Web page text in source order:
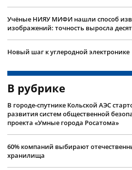
Учëные НИЯУ МИФИ нашли способ
изображений: точность выросла
Новый шаг к углеродной электронике
В рубрике
В городе-спутнике Кольской АЭС
развития систем общественной
проекта «Умные города Росатома»
60% компаний выбирают
хранилища